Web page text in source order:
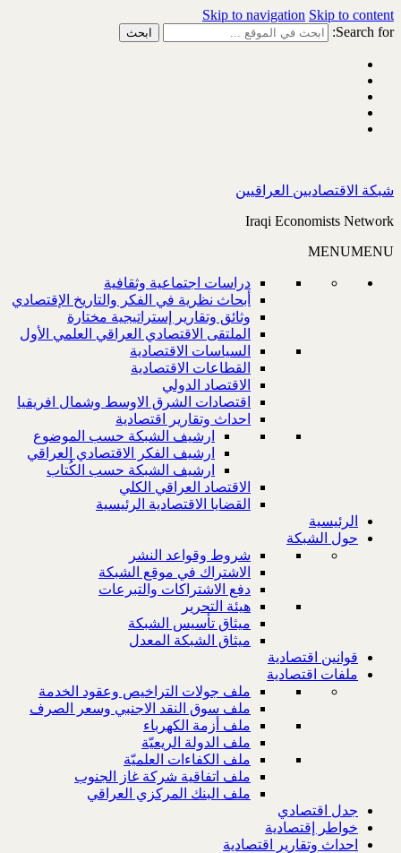
Skip to navigation Skip to content
Search for:
شبكة الاقتصاديين العراقيين
Iraqi Economists Network
MENUMENU
دراسات اجتماعية وثقافية
أبحاث نظرية في الفكر والتاريخ الإقتصادي
وثائق وتقارير إستراتيجية مختارة
الملتقى الاقتصادي العراقي العلمي الأول
السياسات الاقتصادية
القطاعات الاقتصادية
الاقتصاد الدولي
اقتصادات الشرق الاوسط وشمال افريقيا
احداث وتقارير اقتصادية
ارشيف الشبكة حسب الموضوع
ارشيف الفكر الاقتصادي العراقي
ارشيف الشبكة حسب الكُتاب
الاقتصاد العراقي الكلي
القضايا الاقتصادية الرئيسية
الرئيسية
حول الشبكة
شروط وقواعد النشر
الاشتراك في موقع الشبكة
دفع الاشتراكات والتبرعات
هيئة التحرير
ميثاق تأسيس الشبكة
ميثاق الشبكة المعدل
قوانين اقتصادية
ملفات اقتصادية
ملف جولات التراخيص وعقود الخدمة
ملف سوق النقد الاجنبي وسعر الصرف
ملف أزمة الكهرباء
ملف الدولة الريعيّة
ملف الكفاءات العلميّة
ملف اتفاقية شركة غاز الجنوب
ملف البنك المركزي العراقي
جدل اقتصادي
خواطر إقتصادية
احداث وتقارير اقتصادية